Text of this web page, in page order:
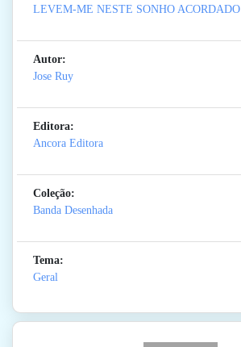
LEVEM-ME NESTE SONHO ACORDADO
Autor:
Jose Ruy
Editora:
Ancora Editora
Coleção:
Banda Desenhada
Tema:
Geral